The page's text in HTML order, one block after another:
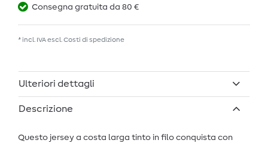
Consegna gratuita da 80 €
* incl. IVA escl. Costi di spedizione
Ulteriori dettagli
Descrizione
Questo jersey a costa larga tinto in filo conquista con